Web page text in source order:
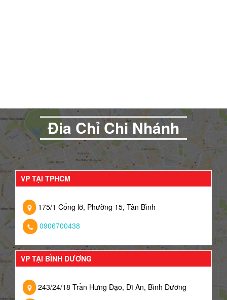
Đia Chỉ Chi Nhánh
VP TẠI TPHCM
175/1 Cống lỡ, Phường 15, Tân Bình
0906700438
VP TẠI BÌNH DƯƠNG
243/24/18 Trần Hưng Đạo, Dĩ An, Bình Dương